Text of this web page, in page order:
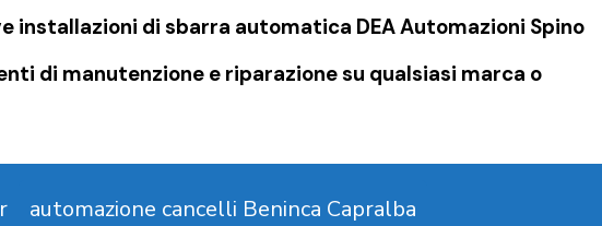
installazioni di sbarra automatica DEA Automazioni Spino
di manutenzione e riparazione su qualsiasi marca o
automazione cancelli Beninca Capralba